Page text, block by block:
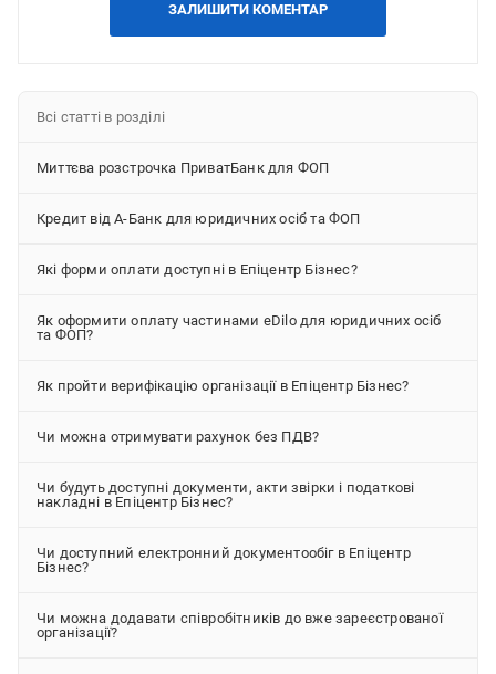
ЗАЛИШИТИ КОМЕНТАР
Всі статті в розділі
Миттєва розстрочка ПриватБанк для ФОП
Кредит від А-Банк для юридичних осіб та ФОП
Які форми оплати доступні в Епіцентр Бізнес?
Як оформити оплату частинами eDilo для юридичних осіб
та ФОП?
Як пройти верифікацію організації в Епіцентр Бізнес?
Чи можна отримувати рахунок без ПДВ?
Чи будуть доступні документи, акти звірки і податкові
накладні в Епіцентр Бізнес?
Чи доступний електронний документообіг в Епіцентр
Бізнес?
Чи можна додавати співробітників до вже зареєстрованої
організації?